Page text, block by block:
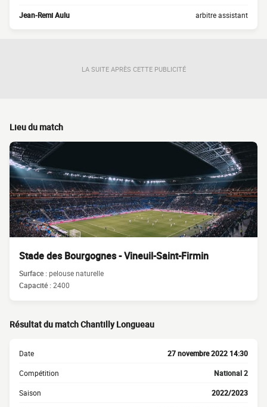
Jean-Remi Aulu arbitre assistant
LA SUITE APRÈS CETTE PUBLICITÉ
Lieu du match
Stade des Bourgognes - Vineuil-Saint-Firmin
Surface :pelouse naturelle
Capacité :2400
Résultat du match Chantilly Longueau
Date 27 novembre 2022 14:30
Compétition National 2
Saison 2022/2023